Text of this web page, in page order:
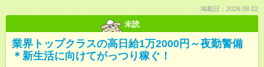
掲載日：2026.08.02
未読
業界トップクラスの高日給1万2000円～夜勤警備
＊新生活に向けてがっつり稼ぐ！